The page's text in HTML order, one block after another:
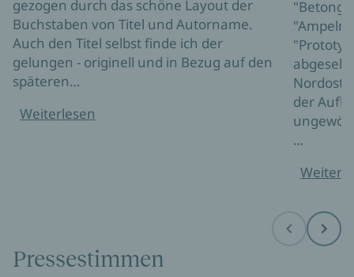
gezogen durch das schöne Layout der
Buchstaben von Titel und Autorname.
Auch den Titel selbst finde ich der
gelungen - originell und in Bezug auf den
späteren…
Weiterlesen
der
…
Before Next
Pressestimmen